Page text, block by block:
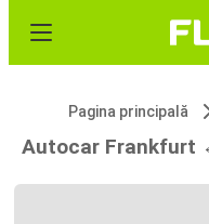
Pagina principală
Autocar Frankfurt